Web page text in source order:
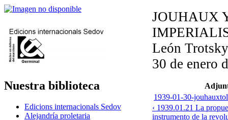
Nuestra biblioteca
Edicions internacionals Sedov
Alejandría proletaria
JOUHAUX
León Trotsky
30 de enero
1939-01-30-
‹ 1939.01.21 La
instrumento de la